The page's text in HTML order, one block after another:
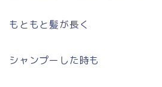
もともと髪が長く
シャンプーした時も